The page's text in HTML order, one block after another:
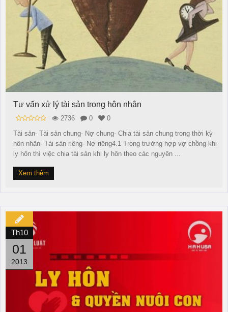
Tư vấn xử lý tài sản trong hôn nhân
2736 0
0
Tài sản- Tài sản chung- Nợ chung- Chia tài sản chung trong thời kỳ
hôn nhân- Tài sản riêng- Nợ riêng4.1 Trong trường hợp vợ chồng khi
ly hôn thì việc chia tài sản khi ly hôn theo các nguyên ...
Xem thêm
Th10
01
2013